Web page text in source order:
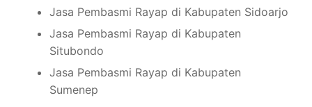
Jasa Pembasmi Rayap di Kabupaten Sidoarjo
Jasa Pembasmi Rayap di Kabupaten
Situbondo
Jasa Pembasmi Rayap di Kabupaten
Sumenep